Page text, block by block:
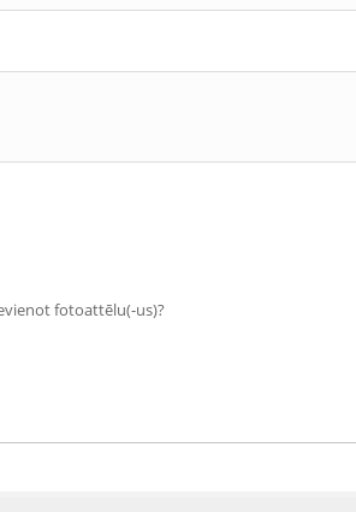
fotoattēlu(-us)?